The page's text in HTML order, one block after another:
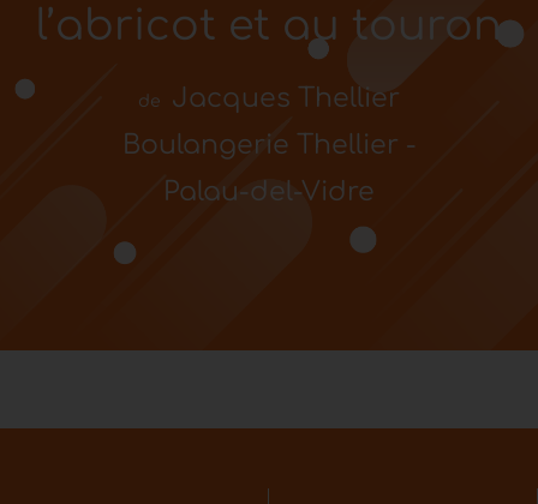
l’abricot et au touron
de
Jacques Thellier
Boulangerie Thellier -
Palau-del-Vidre